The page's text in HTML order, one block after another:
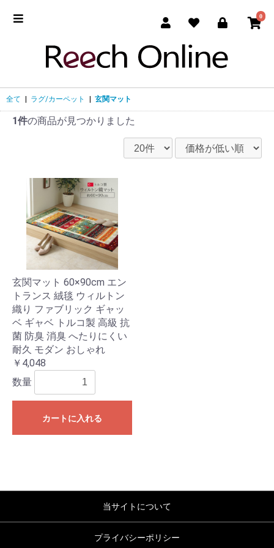
0
全て | ラグ/カーペット | 玄関マット
1件の商品が見つかりました
玄関マット 60×90cm エン
トランス 絨毯 ウィルトン
織り ファブリック ギャッ
ベ ギャベ トルコ製 高級 抗
菌 防臭 消臭 へたりにくい
耐久 モダン おしゃれ
￥4,048
数量
カートに入れる
当サイトについて
プライバシーポリシー